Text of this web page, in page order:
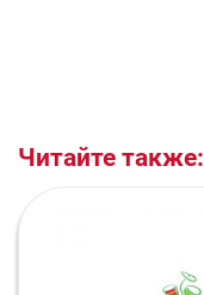
Читайте также: